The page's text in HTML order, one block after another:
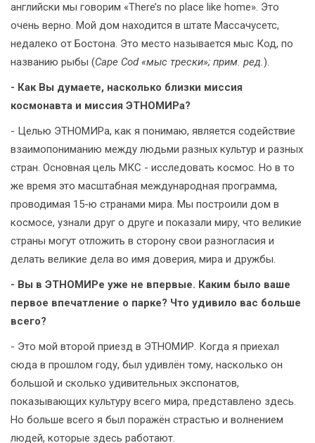
английски мы говорим «There’s no place like home». Это
очень верно. Мой дом находится в штате Массачусетс,
недалеко от Бостона. Это место называется мыс Код, по
названию рыбы (Cape Cod «мыс трески»; прим. ред.).
- Как Вы думаете, насколько близки миссия
космонавта и миссия ЭТНОМИРа?
- Целью ЭТНОМИРа, как я понимаю, является содействие
взаимопониманию между людьми разных культур и разных
стран. Основная цель МКС - исследовать космос. Но в то
же время это масштабная международная программа,
проводимая 15-ю странами мира. Мы построили дом в
космосе, узнали друг о друге и показали миру, что великие
страны могут отложить в сторону свои разногласия и
делать великие дела во имя доверия, мира и дружбы.
- Вы в ЭТНОМИРе уже не впервые. Каким было ваше
первое впечатление о парке? Что удивило вас больше
всего?
- Это мой второй приезд в ЭТНОМИР. Когда я приехал
сюда в прошлом году, был удивлён тому, насколько он
большой и сколько удивительных экспонатов,
показывающих культуру всего мира, представлено здесь.
Но больше всего я был поражён страстью и волнением
людей, которые здесь работают.